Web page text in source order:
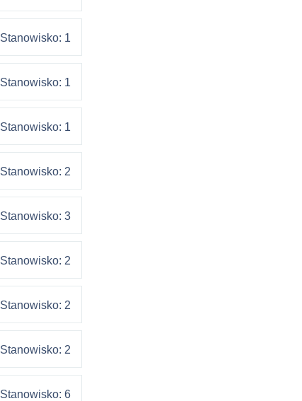
Stanowisko: 1
Stanowisko: 1
Stanowisko: 1
Stanowisko: 2
Stanowisko: 3
Stanowisko: 2
Stanowisko: 2
Stanowisko: 2
Stanowisko: 6